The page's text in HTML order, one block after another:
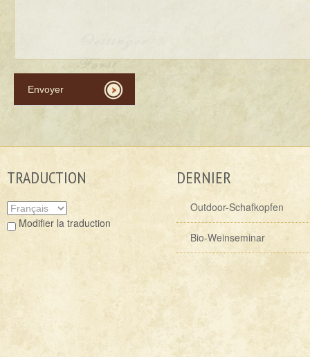
TRADUCTION
Modifier la traduction
DERNIER
Outdoor-Schafkopfen
Bio-Weinseminar